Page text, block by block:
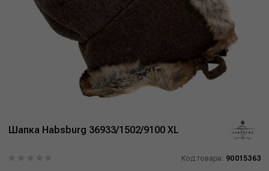
Шапка Habsburg 36933/1502/9100 XL
Код товара: 90015363